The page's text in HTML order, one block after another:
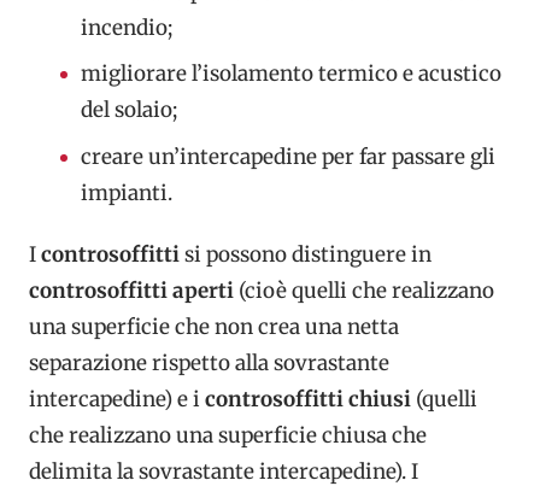
incendio;
migliorare l’isolamento termico e acustico
del solaio;
creare un’intercapedine per far passare gli
impianti.
Icontrosoffittisi possono distinguere in
controsoffitti aperti (cioè quelli che realizzano
una superficie che non crea una netta
separazione rispetto alla sovrastante
intercapedine) e i controsoffitti chiusi (quelli
che realizzano una superficie chiusa che
delimita la sovrastante intercapedine). I